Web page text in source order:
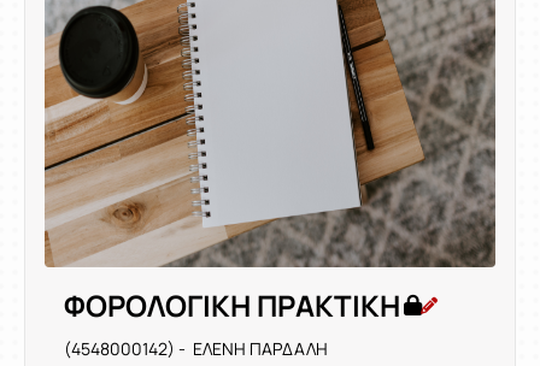
ΦΟΡΟΛΟΓΙΚΗ ΠΡΑΚΤΙΚΗ
(4548000142) - ΕΛΕΝΗ ΠΑΡΔΑΛΗ